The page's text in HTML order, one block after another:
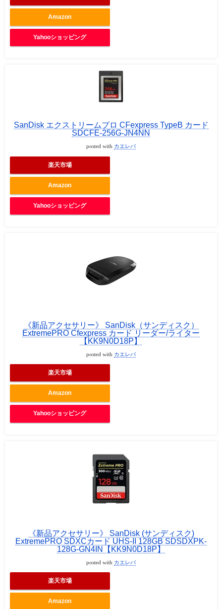
Amazon
Yahooショッピング
SanDisk エクストリームプロ CFexpress TypeB カード
SDCFE-256G-JN4NN
posted with カエレバ
楽天市場
Amazon
Yahooショッピング
《新品アクセサリー》 SanDisk（サンディスク）
ExtremePRO Cfexpress カード リーダー/ライター
【KK9N0D18P】
posted with カエレバ
楽天市場
Amazon
Yahooショッピング
《新品アクセサリー》 SanDisk (サンディスク)
ExtremePRO SDXCカード UHS-II 128GB SDSDXPK-
128G-GN4IN【KK9N0D18P】
posted with カエレバ
楽天市場
Amazon